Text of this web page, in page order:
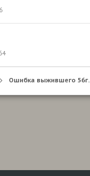
Ошибка выжившего 56г.